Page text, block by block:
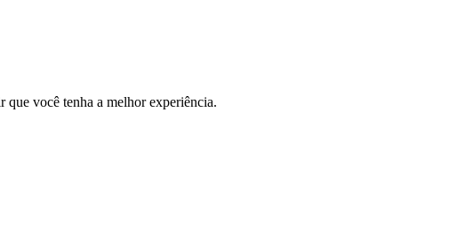
que você tenha a melhor experiência.